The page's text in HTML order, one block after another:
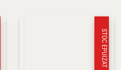
STOC EPUIZAT